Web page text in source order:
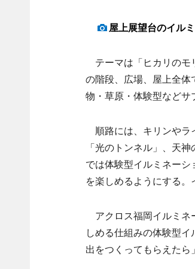
屋上展望台のイル
テーマは「ヒカリのモ
の階段、広場、屋上全
物・草原・体験型などサ
順路には、キリンやラ
「光のトンネル」、天
では体験型イルミネー
を楽しめるようにする。
アクロス福岡イルミネ
しめる仕組みの体験型
出をつくってもらえたら